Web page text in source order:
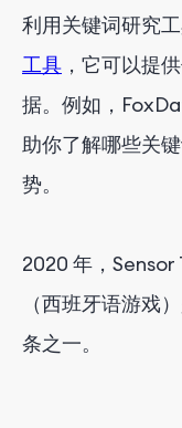
利用关键词研究
工具 ，它可以提
据。例如，
助你了解哪些关
势。
2020 年，
（西班牙语游戏
条之一。